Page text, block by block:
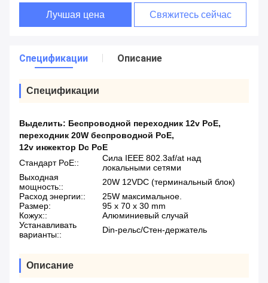
Лучшая цена Свяжитесь сейчас
Спецификации Описание
Спецификации
Выделить: Беспроводной переходник 12v PoE,
переходник 20W беспроводной PoE,
12v инжектор Dc PoE
Стандарт PoE::
Сила IEEE 802.3af/at над
локальными сетями
Выходная
мощность::
20W 12VDC (терминальный блок)
Расход энергии::
25W максимальное.
Размер:
95 x 70 x 30 mm
Кожух::
Алюминиевый случай
Устанавливать
варианты::
Din-рельс/Стен-держатель
Описание